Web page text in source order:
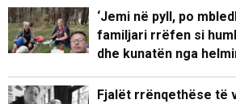
‘Jemi në pyll, po
familjari rrëfen si
dhe kunatën nga
Fjalët rrënqethëse të